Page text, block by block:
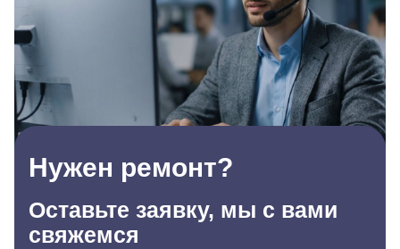
Нужен ремонт?
Оставьте заявку, мы с вами
свяжемся